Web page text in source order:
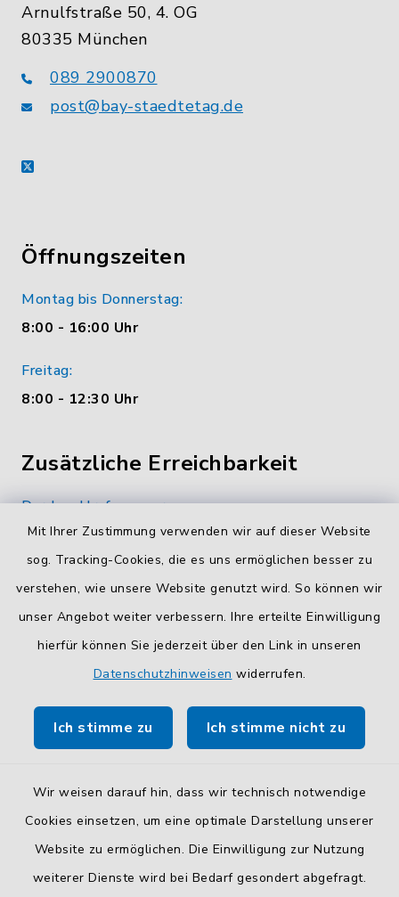
Mit Ihrer Zustimmung verwenden wir auf dieser Website
sog. Tracking-Cookies, die es uns ermöglichen besser zu
verstehen, wie unsere Website genutzt wird. So können wir
unser Angebot weiter verbessern. Ihre erteilte Einwilligung
hierfür können Sie jederzeit über den Link in unseren
Datenschutzhinweisen widerrufen.
Ich stimme zu Ich stimme nicht zu
Wir weisen darauf hin, dass wir technisch notwendige
Cookies einsetzen, um eine optimale Darstellung unserer
Website zu ermöglichen. Die Einwilligung zur Nutzung
weiterer Dienste wird bei Bedarf gesondert abgefragt.
Arnulfstraße 50, 4. OG
80335 München
089 2900870
post@bay-staedtetag.de
X
Öffnungszeiten
Montag bis Donnerstag:
8:00 - 16:00 Uhr
Freitag:
8:00 - 12:30 Uhr
Zusätzliche Erreichbarkeit
Durchwahlrufnummern
Die Durchwahlrufnummern unserer Mitarbeiterinnen
und Mitarbeiter finden Siehier.
Kontaktformular
SicheresKontaktformularmit BayernID verwenden.
So finden Sie uns.